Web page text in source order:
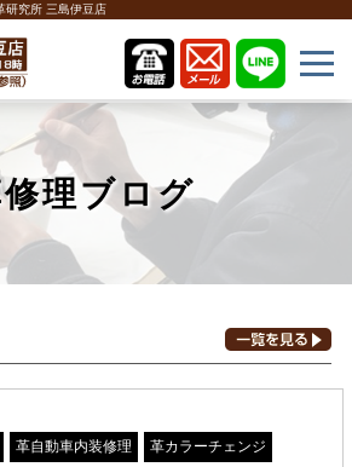
研究所 三島伊豆店
理ブログ
革自動車内装修理 革カラーチェンジ